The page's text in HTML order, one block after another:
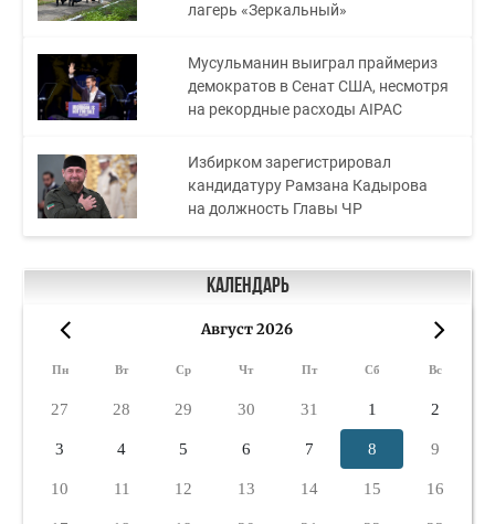
лагерь «Зеркальный»
Мусульманин выиграл праймериз
демократов в Сенат США, несмотря
на рекордные расходы AIPAC
Избирком зарегистрировал
кандидатуру Рамзана Кадырова
на должность Главы ЧР
Календарь
Август 2026
Пн Вт Ср Чт Пт Сб Вс
27 28 29 30 31 1 2
3 4 5 6 7 8 9
10 11 12 13 14 15 16